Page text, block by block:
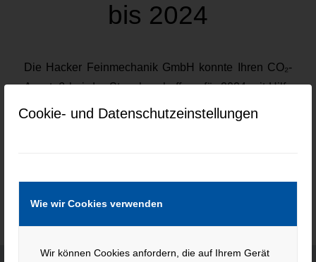
Cookie- und Datenschutzeinstellungen
Wie wir Cookies verwenden
Wir können Cookies anfordern, die auf Ihrem Gerät
bis 2024
Die Hacker Feinmechanik GmbH konnte Ihren CO₂-
Ausstoß bei der Strombeschaffung für 2024 mit Hilfe
von Energieattributzertifikaten (EACs) auf null